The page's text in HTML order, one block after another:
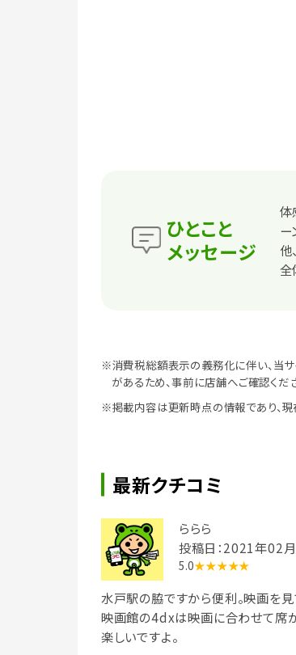
ひとこと
メッセージ
体
ー
全
※消費税総額表示の義務化に伴い、当
があるため、事前に店舗へご確認くだ
※掲載内容は更新時点の情報であり、現
最新クチコミ
ららら
投稿日：2021年02
5.0★★★★★
水戸駅の脇ですから便利。映画を見
映画館の4dxは映画に合わせて席が
楽しいですよ。